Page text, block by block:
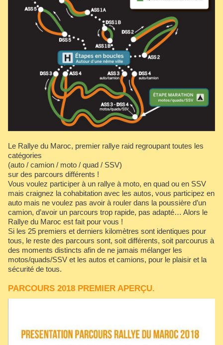
Le Rallye du Maroc, premier rallye raid regroupant toutes les
catégories
(auto / camion / moto / quad / SSV)
sur des parcours différents !
Vous voulez participer à un rallye à moto, en quad ou en SSV
mais craignez la cohabitation avec les autos, vous participez en
auto mais ne voulez pas avoir à rouler dans la poussière d’un
camion, d’avoir un parcours trop rapide, pas adapté… Alors le
Rallye du Maroc est fait pour vous !
Si les 25 premiers et derniers kilomètres sont identiques pour
tous, le reste des parcours sont, soit différents, soit parcourus à
des moments distincts afin de ne jamais mélanger les
motos/quads/SSV et les autos et camions, pour le plaisir et la
sécurité de tous.
PARCOURS 2018 PREMIER APERÇU.